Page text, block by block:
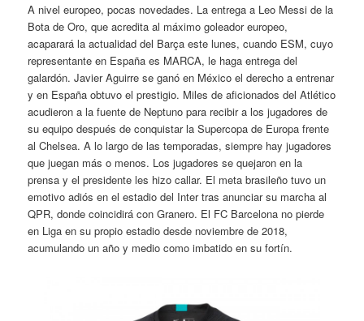
A nivel europeo, pocas novedades. La entrega a Leo Messi de la
Bota de Oro, que acredita al máximo goleador europeo,
acaparará la actualidad del Barça este lunes, cuando ESM, cuyo
representante en España es MARCA, le haga entrega del
galardón. Javier Aguirre se ganó en México el derecho a entrenar
y en España obtuvo el prestigio. Miles de aficionados del Atlético
acudieron a la fuente de Neptuno para recibir a los jugadores de
su equipo después de conquistar la Supercopa de Europa frente
al Chelsea. A lo largo de las temporadas, siempre hay jugadores
que juegan más o menos. Los jugadores se quejaron en la
prensa y el presidente les hizo callar. El meta brasileño tuvo un
emotivo adiós en el estadio del Inter tras anunciar su marcha al
QPR, donde coincidirá con Granero. El FC Barcelona no pierde
en Liga en su propio estadio desde noviembre de 2018,
acumulando un año y medio como imbatido en su fortín.